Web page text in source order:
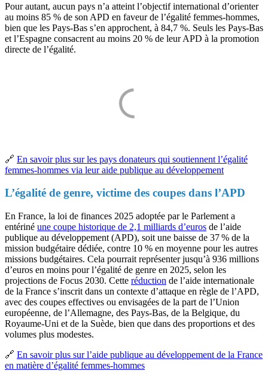
Pour autant, aucun pays n’a atteint l’objectif international d’orienter
au moins 85 % de son APD en faveur de l’égalité femmes-hommes,
bien que les Pays-Bas s’en approchent, à 84,7 %. Seuls les Pays-Bas
et l’Espagne consacrent au moins 20 % de leur APD à la promotion
directe de l’égalité.
🔗 En savoir plus sur les pays donateurs qui soutiennent l’égalité
femmes-hommes via leur aide publique au développement
L’égalité de genre, victime des coupes dans l’APD
En France, la loi de finances 2025 adoptée par le Parlement a
entériné une coupe historique de 2,1 milliards d’euros de l’aide
publique au développement (APD), soit une baisse de 37 % de la
mission budgétaire dédiée, contre 10 % en moyenne pour les autres
missions budgétaires. Cela pourrait représenter jusqu’à 936 millions
d’euros en moins pour l’égalité de genre en 2025, selon les
projections de Focus 2030. Cette réduction de l’aide internationale
de la France s’inscrit dans un contexte d’attaque en règle de l’APD,
avec des coupes effectives ou envisagées de la part de l’Union
européenne, de l’Allemagne, des Pays-Bas, de la Belgique, du
Royaume-Uni et de la Suède, bien que dans des proportions et des
volumes plus modestes.
🔗 En savoir plus sur l’aide publique au développement de la France
en matière d’égalité femmes-hommes